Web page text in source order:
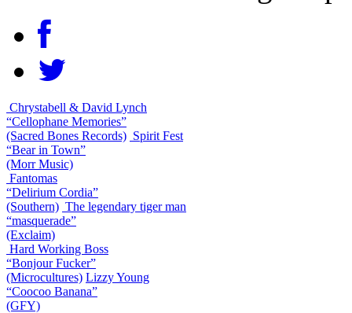
Chrystabell & David Lynch
“Cellophane Memories”
(Sacred Bones Records) Spirit Fest
“Bear in Town”
(Morr Music)
Fantomas
“Delirium Cordia”
(Southern) The legendary tiger man
“masquerade”
(Exclaim)
Hard Working Boss
“Bonjour Fucker”
(Microcultures) Lizzy Young
“Coocoo Banana”
(GFY)